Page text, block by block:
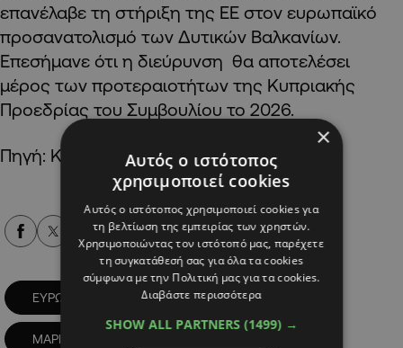
επανέλαβε τη στήριξη της ΕΕ στον ευρωπαϊκό
προσανατολισμό των Δυτικών Βαλκανίων.
Επεσήμανε ότι η διεύρυνση θα αποτελέσει
μέρος των προτεραιοτήτων της Κυπριακής
Προεδρίας του Συμβουλίου το 2026.
Πηγή: ΚΥΠΕ
Alpha Podcasts
ΕΥΡΩΠΑΪΚΗ ΕΝΩΣΗ ΕΥΡΩΤΟΥΡΚΙΚΑ
ΜΑΡΙΛΕΝΑ ΡΑΟΥΝΑ
×
Αυτός ο ιστότοπος
χρησιμοποιεί cookies
Αυτός ο ιστότοπος χρησιμοποιεί cookies για
τη βελτίωση της εμπειρίας των χρηστών.
Χρησιμοποιώντας τον ιστότοπό μας, παρέχετε
τη συγκατάθεσή σας για όλα τα cookies
σύμφωνα με την Πολιτική μας για τα cookies.
Διαβάστε περισσότερα
SHOW ALL PARTNERS (1499) →